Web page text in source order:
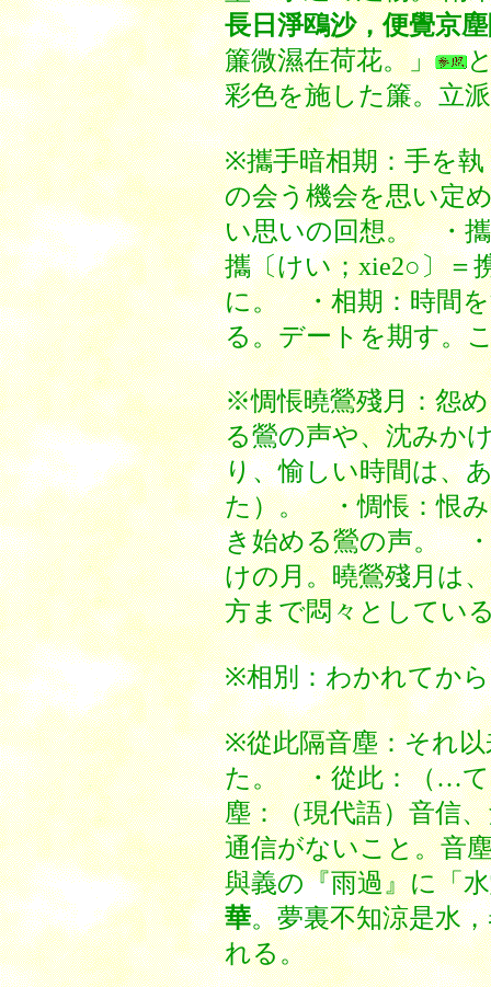
長日淨鴎沙，便覺京
簾微濕在荷花。」
彩色を施した簾。立
※攜手暗相期：手を
の会う機会を思い定
い思いの回想。 ・
攜〔けい；xie2○〕
に。 ・相期：時間
る。デートを期す。
※惆悵曉鶯殘月：怨
る鶯の声や、沈みか
り、愉しい時間は、
た）。 ・惆悵：恨
き始める鶯の声。
けの月。曉鶯殘月は
方まで悶々としてい
※相別：わかれてか
※從此隔音塵：それ
た。 ・從此：（…
塵：（現代語）音信
通信がないこと。音
與義の『雨過』に「
華。夢裏不知涼是水
れる。